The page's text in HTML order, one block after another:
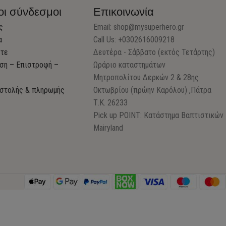
σύνδεσμοι
– Επιστροφή –
& πληρωμής
Επικοινωνία
Email: shop@mysuperhero.gr
Call Us: +0302616009218
Δευτέρα - Σάββατο (εκτός Τετάρτης)
Ωράριο καταστημάτων
Μητροπολίτου Δερκών 2 & 28ης
Οκτωβρίου (πρώην Καρόλου) ,Πάτρα
Τ.Κ. 26233
Pick up POINT: Κατάστημα Βαπτιστικών
Mairyland